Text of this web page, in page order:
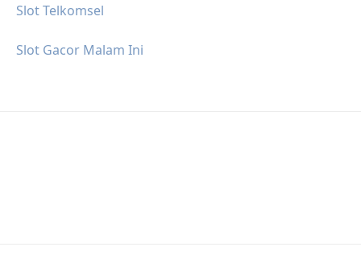
Slot Telkomsel
Slot Gacor Malam Ini